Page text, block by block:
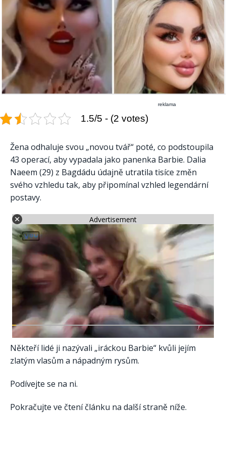
reklama
1.5/5 - (2 votes)
Žena odhaluje svou „novou tvář“ poté, co podstoupila
43 operací, aby vypadala jako panenka Barbie. Dalia
Naeem (29) z Bagdádu údajně utratila tisíce změn
svého vzhledu tak, aby připomínal vzhled legendární
postavy.
Advertisement
Někteří lidé ji nazývali „iráckou Barbie“ kvůli jejím
zlatým vlasům a nápadným rysům.
Podívejte se na ni.
Pokračujte ve čtení článku na další straně níže.